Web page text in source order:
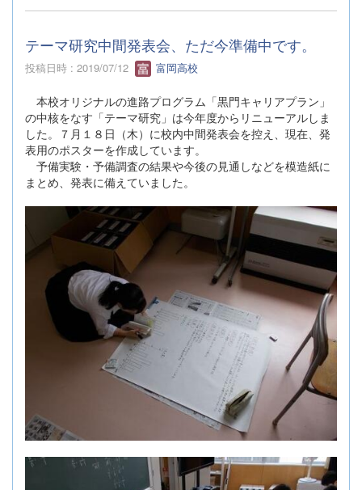
テーマ研究中間発表会、ただ今準備中です。
投稿日時 : 2019/07/12 富岡高校
本校オリジナルの進路プログラム「黒門キャリアプラン」
の中核をなす「テーマ研究」は今年度からリニューアルしま
した。７月１８日（木）に校内中間発表会を控え、現在、発
表用のポスターを作成しています。
予備実験・予備調査の結果や今後の見通しなどを模造紙に
まとめ、発表に備えていました。